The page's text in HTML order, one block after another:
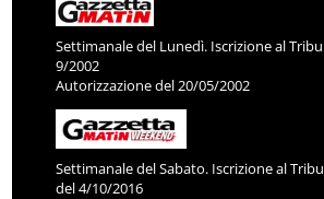
Settimanale del Lunedì. Iscrizione al
9/2002
Autorizzazione del 20/05/2002
Settimanale del Sabato. Iscrizione al
del 4/10/2016